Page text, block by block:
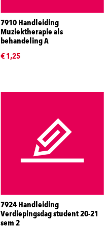
7910 Handleiding
Muziektherapie als
behandeling A
€ 1,25
7924 Handleiding
Verdiepingsdag student 20-21
sem 2